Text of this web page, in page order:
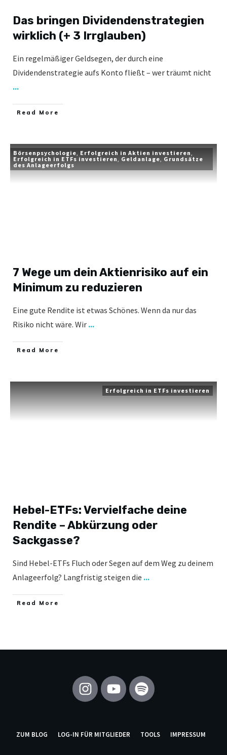
Das bringen Dividendenstrategien
wirklich (+ 3 Irrglauben)
Ein regelmäßiger Geldsegen, der durch eine
Dividendenstrategie aufs Konto fließt – wer träumt nicht
...
​Read More
Börsenpsychologie, Erfolgreich in Aktien investieren,
Erfolgreich in ETFs investieren, Geldanlage, Grundsätze
des Anlageerfolgs
7 Wege um dein Aktienrisiko auf ein
Minimum zu reduzieren
Eine gute Rendite ist etwas Schönes. Wenn da nur das
Risiko nicht wäre. Wir ...
​Read More
Erfolgreich in ETFs investieren
Hebel-ETFs: Vervielfache deine
Rendite – Abkürzung oder
Sackgasse?
Sind Hebel-ETFs Fluch oder Segen auf dem Weg zu deinem
Anlageerfolg? Langfristig steigen die ...
​Read More
ZUM BLOG LOG-IN FÜR MITGLIEDER TOOLS IMPRESSUM